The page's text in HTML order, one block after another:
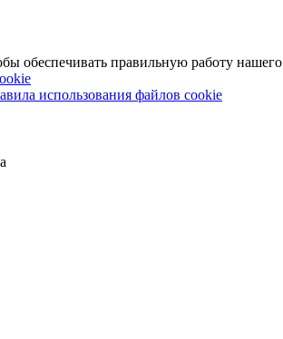
обеспечивать правильную работу нашего
использования файлов cookie